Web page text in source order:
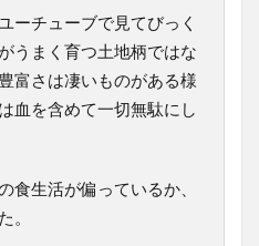
ーチューブで見てびっく
うまく育つ土地柄ではな
富さは凄いものがある様
血を含めて一切無駄にし
食生活が偏っているか、
。